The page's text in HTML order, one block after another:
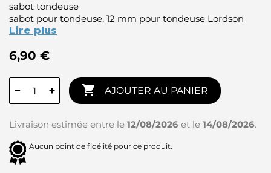
sabot tondeuse
sabot pour tondeuse, 12 mm pour tondeuse Lordson
Lire plus
6,90 €
− +  AJOUTER AU PANIER
Livraison estimée entre le 12/08/2026 et le 14/08/2026.
Aucun point de fidélité pour ce produit.